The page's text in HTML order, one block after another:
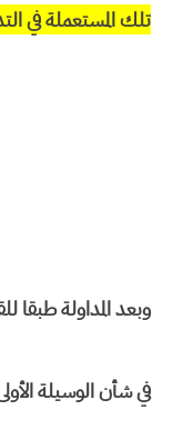
تلك المستعملة في
وبعد المداولة طبقا
في شأن الوسيلة